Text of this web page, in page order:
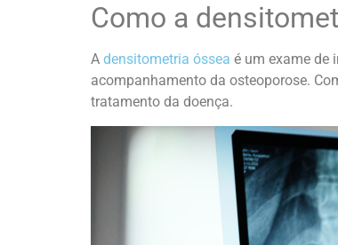
Como a
A densitometria óssea é um exame de
acompanhamento da osteoporose.
tratamento da doença.